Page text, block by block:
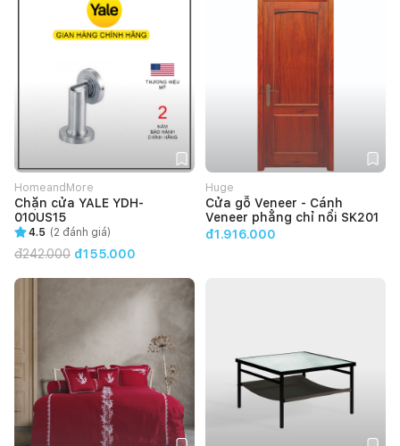
HomeandMore
Chặn cửa YALE YDH-
010US15
4.5 (2 đánh giá)
đ242.000 đ155.000
Huge
Cửa gỗ Veneer - Cánh
Veneer phẳng chỉ nổi SK201
đ1.916.000